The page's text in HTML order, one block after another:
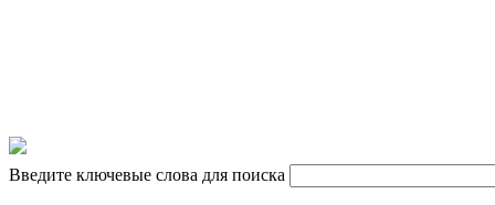
Введите ключевые слова для поиска